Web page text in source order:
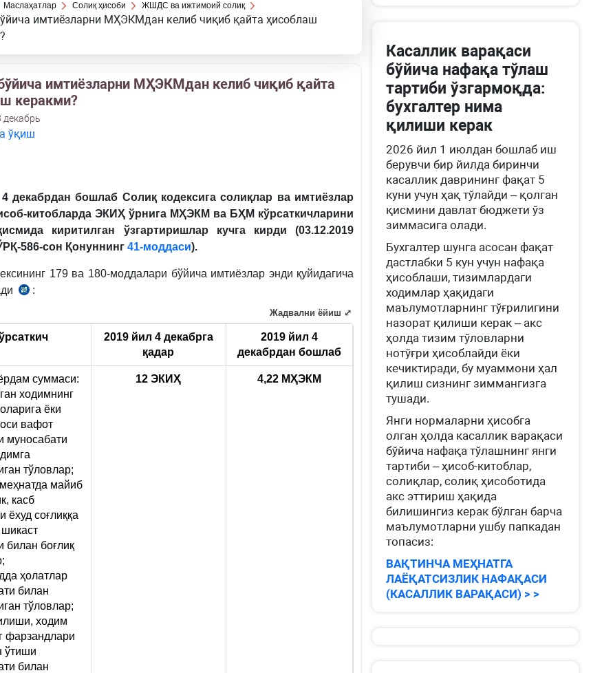
Маслаҳатлар Солиқ ҳисоби ЖШДС ва ижтимоий солиқ
имтиёзларни МҲЭКМдан келиб чиқиб қайта ҳисоблаш
имтиёзларни МҲЭКМдан келиб чиқиб қайта
керакми?
декабрь
ўқиш
декабрдан бошлаб Солиқ кодексига солиқлар ва имтиёзлар
китобларда ЭКИҲ ўрнига МҲЭКМ ва БҲМ кўрсаткичларини
киритилган ўзгартиришлар кучга кирди (03.12.2019
586-сон Қонуннинг 41-моддаси).
179 ва 180-моддалари бўйича имтиёзлар энди қуйидагича
03.12.2019
ЎРҚ-586
41
7-
б.
:
2019 йил 4 декабрга
қадар
2019 йил 4
декабрдан бошлаб
суммаси:
ходимнинг
ёки
вафот
муносабати
тўловлар;
майиб
касб
ёхуд соғлиққа
билан боғлиқ
ҳолатлар
билан
тўловлар;
ходим
фарзандлари
ўтиши
билан
12ЭКИҲ 4,22 МҲЭКМ
Жадвални ёйиш ⤢
Касаллик варақаси
бўйича нафақа тўлаш
тартиби ўзгармоқда:
бухгалтер нима
қилиши керак
2026 йил 1 июлдан бошлаб иш
берувчи бир йилда биринчи
касаллик даврининг фақат 5
куни учун ҳақ тўлайди – қолган
қисмини давлат бюджети ўз
зиммасига олади.
Бухгалтер шунга асосан фақат
дастлабки 5 кун учун нафақа
ҳисоблаши, тизимлардаги
ходимлар ҳақидаги
маълумотларнинг тўғрилигини
назорат қилиши керак – акс
ҳолда тизим тўловларни
нотўғри ҳисоблайди ёки
кечиктиради, бу муаммони ҳал
қилиш сизнинг зиммангизга
тушади.
Янги нормаларни ҳисобга
олган ҳолда касаллик варақаси
бўйича нафақа тўлашнинг янги
тартиби – ҳисоб-китоблар,
солиқлар, солиқ ҳисоботида
акс эттириш ҳақида
билишингиз керак бўлган барча
маълумотларни ушбу папкадан
топасиз:
ВАҚТИНЧА МЕҲНАТГА
ЛАЁҚАТСИЗЛИК НАФАҚАСИ
(КАСАЛЛИК ВАРАҚАСИ) > >